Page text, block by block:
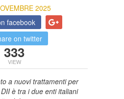
2025
facebook
on twitter
333
VIEW
a nuovi trattamenti per
è tra i due enti italiani